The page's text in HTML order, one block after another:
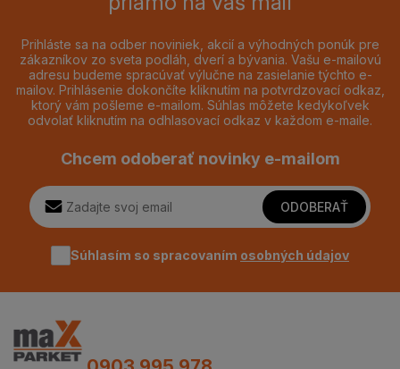
Prihláste sa na odber noviniek, akcií a výhodných ponúk pre
zákazníkov zo sveta podláh, dverí a bývania. Vašu e-mailovú
adresu budeme spracúvať výlučne na zasielanie týchto e-
mailov. Prihlásenie dokončíte kliknutím na potvrdzovací odkaz,
ktorý vám pošleme e-mailom. Súhlas môžete kedykoľvek
odvolať kliknutím na odhlasovací odkaz v každom e-maile.
Chcem odoberať novinky e-mailom
ODOBERAŤ
Súhlasím so spracovaním osobných údajov